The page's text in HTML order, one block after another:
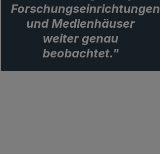
Forschungseinrichtungen
und Medienhäuser
weiter genau
beobachtet."